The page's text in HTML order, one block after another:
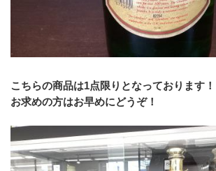
こちらの商品は1点限りとなっております！
お求めの方はお早めにどうぞ！